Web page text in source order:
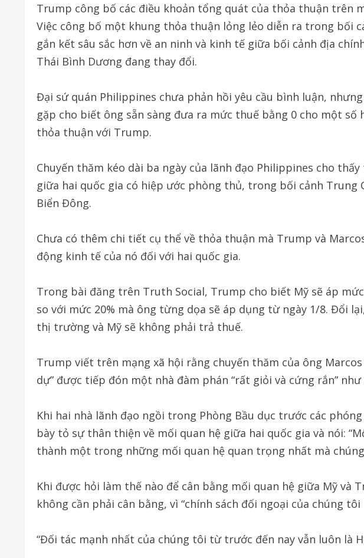
Trump công bố các điều khoản tổng quát của thỏa thuận trên
Việc công bố một khung thỏa thuận lỏng lẻo diễn ra trong bối
gắn kết sâu sắc hơn về an ninh và kinh tế giữa bối cảnh địa
Thái Bình Dương đang thay đổi.
Đại sứ quán Philippines chưa phản hồi yêu cầu bình luận,
gặp cho biết ông sẵn sàng đưa ra mức thuế bằng 0 cho một số
thỏa thuận với Trump.
Chuyến thăm kéo dài ba ngày của lãnh đạo Philippines cho
giữa hai quốc gia có hiệp ước phòng thủ, trong bối cảnh Trung
Biển Đông.
Chưa có thêm chi tiết cụ thể về thỏa thuận mà Trump và
động kinh tế của nó đối với hai quốc gia.
Trong bài đăng trên Truth Social, Trump cho biết Mỹ sẽ áp
so với mức 20% mà ông từng dọa sẽ áp dụng từ ngày 1/8. Đổi
thị trường và Mỹ sẽ không phải trả thuế.
Trump viết trên mạng xã hội rằng chuyến thăm của ông Marcos
dự” được tiếp đón một nhà đàm phán “rất giỏi và cứng rắn” như
Khi hai nhà lãnh đạo ngồi trong Phòng Bầu dục trước các
bày tỏ sự thân thiện về mối quan hệ giữa hai quốc gia và nói:
thành một trong những mối quan hệ quan trọng nhất mà
Khi được hỏi làm thế nào để cân bằng mối quan hệ giữa Mỹ và
không cần phải cân bằng, vì “chính sách đối ngoại của chúng tôi
“Đối tác mạnh nhất của chúng tôi từ trước đến nay vẫn luôn là